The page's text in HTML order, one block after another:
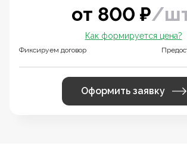
от 800 ₽/
Фиксируем договор
Как формируется цена?
Оформить заявку